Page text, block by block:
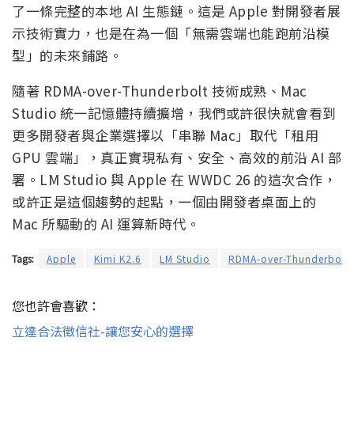
了一條完整的本地 AI 生態鏈。這是 Apple 對開發者展
示技術實力，也是在為一個「無需雲端也能跑前沿模
型」的未來鋪路。
隨著 RDMA-over-Thunderbolt 技術成熟、Mac
Studio 統一記憶體持續擴增，我們或許很快就會看到
更多開發者與企業選擇以「串聯 Mac」取代「租用
GPU 雲端」，真正實現私有、安全、高效的前沿 AI 部
署。LM Studio 與 Apple 在 WWDC 26 的這次合作，
或許正是這個趨勢的起點，一個由開發者桌面上的
Mac 所驅動的 AI 運算新時代。
Tags: Apple Kimi K2.6 LM Studio RDMA-over-Thunderbolt
您也許會喜歡：
立達合法徵信社-讓您安心的選擇